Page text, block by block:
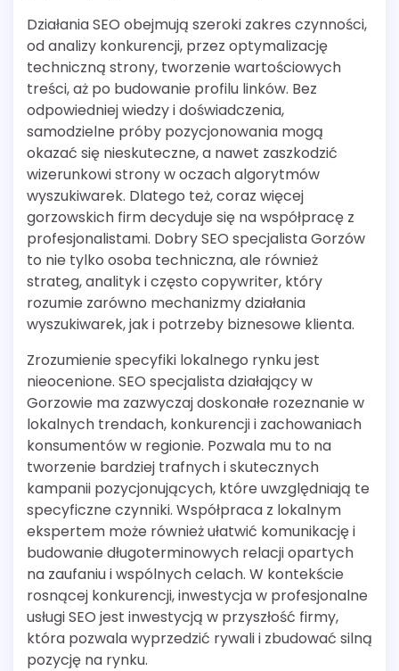
Działania SEO obejmują szeroki zakres czynności,
od analizy konkurencji, przez optymalizację
techniczną strony, tworzenie wartościowych
treści, aż po budowanie profilu linków. Bez
odpowiedniej wiedzy i doświadczenia,
samodzielne próby pozycjonowania mogą
okazać się nieskuteczne, a nawet zaszkodzić
wizerunkowi strony w oczach algorytmów
wyszukiwarek. Dlatego też, coraz więcej
gorzowskich firm decyduje się na współpracę z
profesjonalistami. Dobry SEO specjalista Gorzów
to nie tylko osoba techniczna, ale również
strateg, analityk i często copywriter, który
rozumie zarówno mechanizmy działania
wyszukiwarek, jak i potrzeby biznesowe klienta.
Zrozumienie specyfiki lokalnego rynku jest
nieocenione. SEO specjalista działający w
Gorzowie ma zazwyczaj doskonałe rozeznanie w
lokalnych trendach, konkurencji i zachowaniach
konsumentów w regionie. Pozwala mu to na
tworzenie bardziej trafnych i skutecznych
kampanii pozycjonujących, które uwzględniają te
specyficzne czynniki. Współpraca z lokalnym
ekspertem może również ułatwić komunikację i
budowanie długoterminowych relacji opartych
na zaufaniu i wspólnych celach. W kontekście
rosnącej konkurencji, inwestycja w profesjonalne
usługi SEO jest inwestycją w przyszłość firmy,
która pozwala wyprzedzić rywali i zbudować silną
pozycję na rynku.